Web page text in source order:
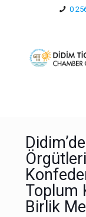
0
Toplum
Birlik